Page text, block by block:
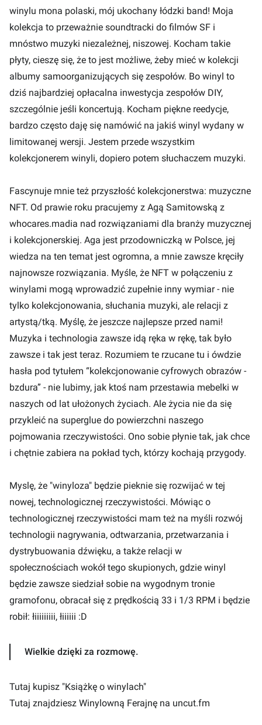
winylu mona polaski, mój ukochany łódzki band! Moja
kolekcja to przeważnie soundtracki do filmów SF i
mnóstwo muzyki niezależnej, niszowej. Kocham takie
płyty, cieszę się, że to jest możliwe, żeby mieć w kolekcji
albumy samoorganizujących się zespołów. Bo winyl to
dziś najbardziej opłacalna inwestycja zespołów DIY,
szczególnie jeśli koncertują. Kocham piękne reedycje,
bardzo często daję się namówić na jakiś winyl wydany w
limitowanej wersji. Jestem przede wszystkim
kolekcjonerem winyli, dopiero potem słuchaczem muzyki.
Fascynuje mnie też przyszłość kolekcjonerstwa: muzyczne
NFT. Od prawie roku pracujemy z Agą Samitowską z
whocares.madia nad rozwiązaniami dla branży muzycznej
i kolekcjonerskiej. Aga jest przodowniczką w Polsce, jej
wiedza na ten temat jest ogromna, a mnie zawsze kręciły
najnowsze rozwiązania. Myśle, że NFT w połączeniu z
winylami mogą wprowadzić zupełnie inny wymiar - nie
tylko kolekcjonowania, słuchania muzyki, ale relacji z
artystą/tką. Myślę, że jeszcze najlepsze przed nami!
Muzyka i technologia zawsze idą ręka w rękę, tak było
zawsze i tak jest teraz. Rozumiem te rzucane tu i ówdzie
hasła pod tytułem “kolekcjonowanie cyfrowych obrazów -
bzdura” - nie lubimy, jak ktoś nam przestawia mebelki w
naszych od lat ułożonych życiach. Ale życia nie da się
przykleić na superglue do powierzchni naszego
pojmowania rzeczywistości. Ono sobie płynie tak, jak chce
i chętnie zabiera na pokład tych, którzy kochają przygody.
Myslę, że "winyloza" będzie pieknie się rozwijać w tej
nowej, technologicznej rzeczywistości. Mówiąc o
technologicznej rzeczywistości mam też na myśli rozwój
technologii nagrywania, odtwarzania, przetwarzania i
dystrybuowania dźwięku, a także relacji w
społecznościach wokół tego skupionych, gdzie winyl
będzie zawsze siedział sobie na wygodnym tronie
gramofonu, obracał się z prędkością 33 i 1/3 RPM i będzie
robił: łiiiiiiiii, łiiiiii :D
Wielkie dzięki za rozmowę.
Tutaj kupisz "Książkę o winylach"
Tutaj znajdziesz Winylowną Ferajnę na uncut.fm